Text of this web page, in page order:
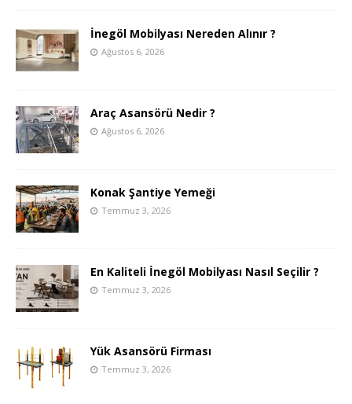
İnegöl Mobilyası Nereden Alınır ?
Ağustos 6, 2026
Araç Asansörü Nedir ?
Ağustos 6, 2026
Konak Şantiye Yemeği
Temmuz 3, 2026
En Kaliteli İnegöl Mobilyası Nasıl Seçilir ?
Temmuz 3, 2026
Yük Asansörü Firması
Temmuz 3, 2026